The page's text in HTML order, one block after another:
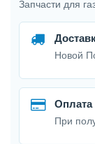
Запчасти для
Новой
Оплата
При